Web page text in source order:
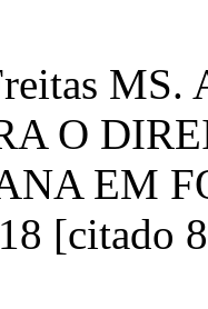
O
EM
[citado